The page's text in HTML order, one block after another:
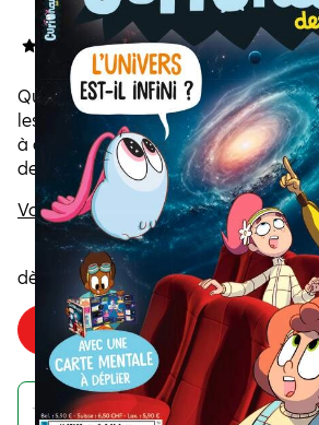
4.8/5(33 avis)
Que l'aventure scientifique
les réponses à leurs questions, les
à observer, questionner,
deviennent des explorateurs du
Voir la description
dès 6,40€ /numéro
Choisir mon
Achetez maintenant et recevez votre